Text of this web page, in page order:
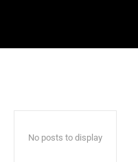
No posts to display